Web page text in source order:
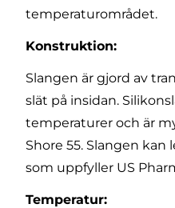
temperaturområdet.
Konstruktion:
Slangen är gjord av
slät på insidan.
temperaturer och är
Shore 55. Slangen kan
som uppfyller US
Temperatur: